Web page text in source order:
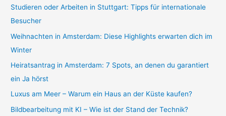
Studieren oder Arbeiten in Stuttgart: Tipps für internationale
Besucher
Weihnachten in Amsterdam: Diese Highlights erwarten dich im
Winter
Heiratsantrag in Amsterdam: 7 Spots, an denen du garantiert
ein Ja hörst
Luxus am Meer – Warum ein Haus an der Küste kaufen?
Bildbearbeitung mit KI – Wie ist der Stand der Technik?